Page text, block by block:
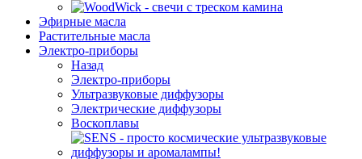
Эфирные масла
Растительные масла
Электро-приборы
Назад
Электро-приборы
Ультразвуковые диффузоры
Электрические диффузоры
Воскоплавы